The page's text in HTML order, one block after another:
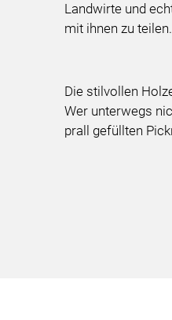
Landwirte und
mit ihnen zu teilen.
Die stilvollen
Wer unterwegs
prall gefüllten